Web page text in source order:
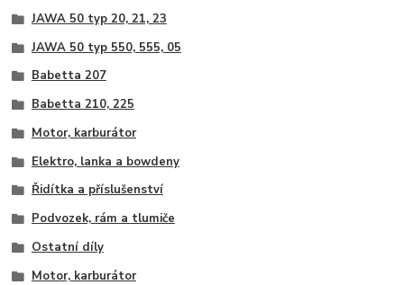
JAWA 50 typ 20, 21, 23
JAWA 50 typ 550, 555, 05
Babetta 207
Babetta 210, 225
Motor, karburátor
Elektro, lanka a bowdeny
Řidítka a příslušenství
Podvozek, rám a tlumiče
Ostatní díly
Motor, karburátor